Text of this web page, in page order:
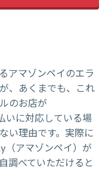
アマゾンペイのエラ
、あくまでも、これ
のお店が
いに対応している場
い理由です。実際に
（アマゾンペイ）が
調べていただけると